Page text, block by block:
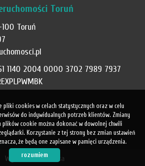
Toruń
Toruń
1140 2004 0000 3702 7989 7937
WykonanieGalactica
pliki cookies w celach statystycznych oraz w celu
do indywidualnych potrzeb klientów. Zmiany
plików cookie można dokonać w dowolnej chwili
Korzystanie z tej strony bez zmian ustawień
że będą one zapisane w pamięci urządzenia.
rozumiem